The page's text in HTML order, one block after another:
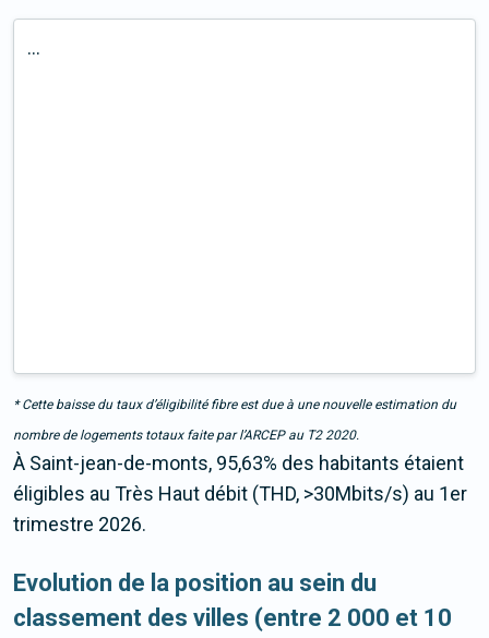
...
* Cette baisse du taux d’éligibilité fibre est due à une nouvelle estimation du
nombre de logements totaux faite par l’ARCEP au T2 2020.
À Saint-jean-de-monts, 95,63% des habitants étaient
éligibles au Très Haut débit (THD, >30Mbits/s) au 1er
trimestre 2026.
Evolution de la position au sein du
classement des villes (entre 2 000 et 10